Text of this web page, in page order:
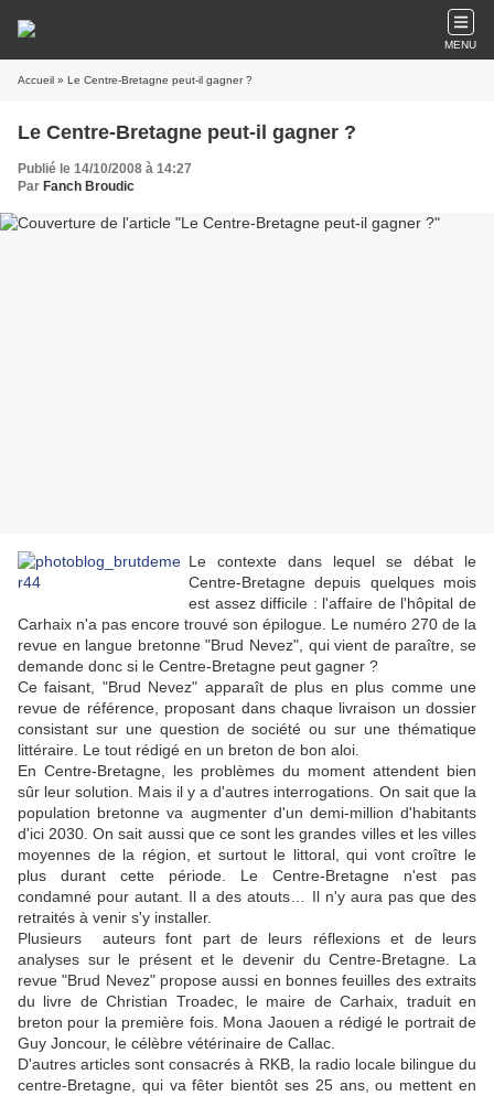
MENU
Accueil » Le Centre-Bretagne peut-il gagner ?
Le Centre-Bretagne peut-il gagner ?
Publié le 14/10/2008 à 14:27
Par Fanch Broudic
Le contexte dans lequel se débat le
Centre-Bretagne depuis quelques mois
est assez difficile : l'affaire de l'hôpital de
Carhaix n'a pas encore trouvé son épilogue. Le numéro 270 de la
revue en langue bretonne "Brud Nevez", qui vient de paraître, se
demande donc si le Centre-Bretagne peut gagner ?
Ce faisant, "Brud Nevez" apparaît de plus en plus comme une
revue de référence, proposant dans chaque livraison un dossier
consistant sur une question de société ou sur une thématique
littéraire. Le tout rédigé en un breton de bon aloi.
En Centre-Bretagne, les problèmes du moment attendent bien
sûr leur solution. Mais il y a d'autres interrogations. On sait que la
population bretonne va augmenter d'un demi-million d'habitants
d'ici 2030. On sait aussi que ce sont les grandes villes et les villes
moyennes de la région, et surtout le littoral, qui vont croître le
plus durant cette période. Le Centre-Bretagne n'est pas
condamné pour autant. Il a des atouts… Il n'y aura pas que des
retraités à venir s'y installer.
Plusieurs auteurs font part de leurs réflexions et de leurs
analyses sur le présent et le devenir du Centre-Bretagne. La
revue "Brud Nevez" propose aussi en bonnes feuilles des extraits
du livre de Christian Troadec, le maire de Carhaix, traduit en
breton pour la première fois. Mona Jaouen a rédigé le portrait de
Guy Joncour, le célèbre vétérinaire de Callac.
D'autres articles sont consacrés à RKB, la radio locale bilingue du
centre-Bretagne, qui va fêter bientôt ses 25 ans, ou mettent en